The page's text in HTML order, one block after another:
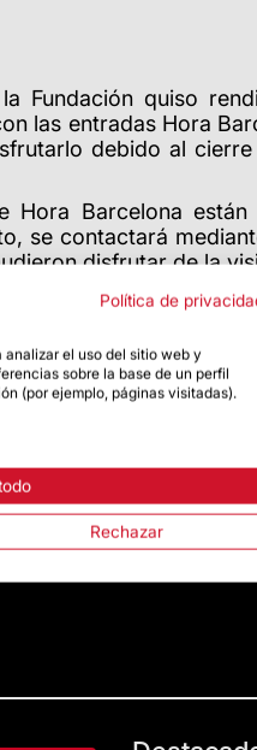
Fundación quiso
las entradas Hora
debido al
Hora Barcelona
se contactará
disfrutar de la
en nuestra página
Política de
el uso del sitio web y
sobre la base de un perfil
(por ejemplo, páginas visitadas).
Rechazar